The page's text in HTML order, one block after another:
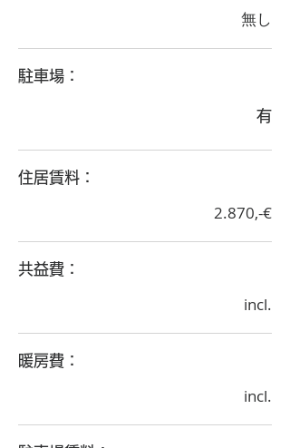
無し
駐車場：
有
​住居賃料：
2.870,-€
​共益費：
incl.
​暖房費：
incl.